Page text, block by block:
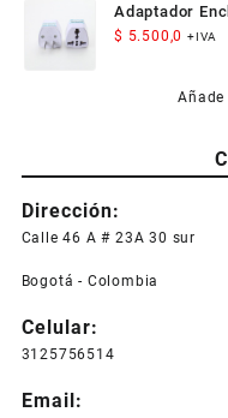
Adaptador
Viaje
$ 5.500,0 +IVA
Dirección:
Calle 46 A # 23A 30 sur
Bogotá - Colombia
Celular:
3125756514
Email: